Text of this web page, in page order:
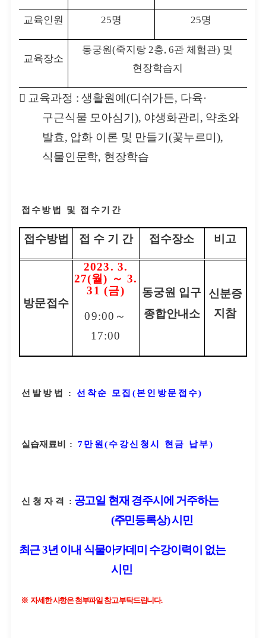
교육인원 25명 25명
교육장소
동궁원(죽지랑 2층, 6관 체험관) 및
현장학습지
 교육과정 :생활원예(디쉬가든, 다육·
구근식물 모아심기), 야생화관리, 약초와
발효, 압화 이론 및 만들기(꽃누르미),
식물인문학, 현장학습
접수방법 및 접수기간
접수방법 접 수 기 간 접수장소 비고
방문접수
2023. 3.
27(월) ～3.
31 (금)
09:00 ～
17:00
동궁원 입구
종합안내소
신분증
지참
선발방법 :선착순 모집 (본인방문접수)
실습재료비 : 7만원(수강신청시 현금 납부)
신청자격 : 공고일 현재 경주시에 거주하는
(주민등록상)시민
최근3년 이내 식물아카데미 수강이력이 없는
시민
※ 자세한 사항은 첨부파일 참고 부탁드립니다.